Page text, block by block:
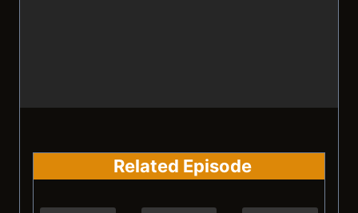
Related Episode